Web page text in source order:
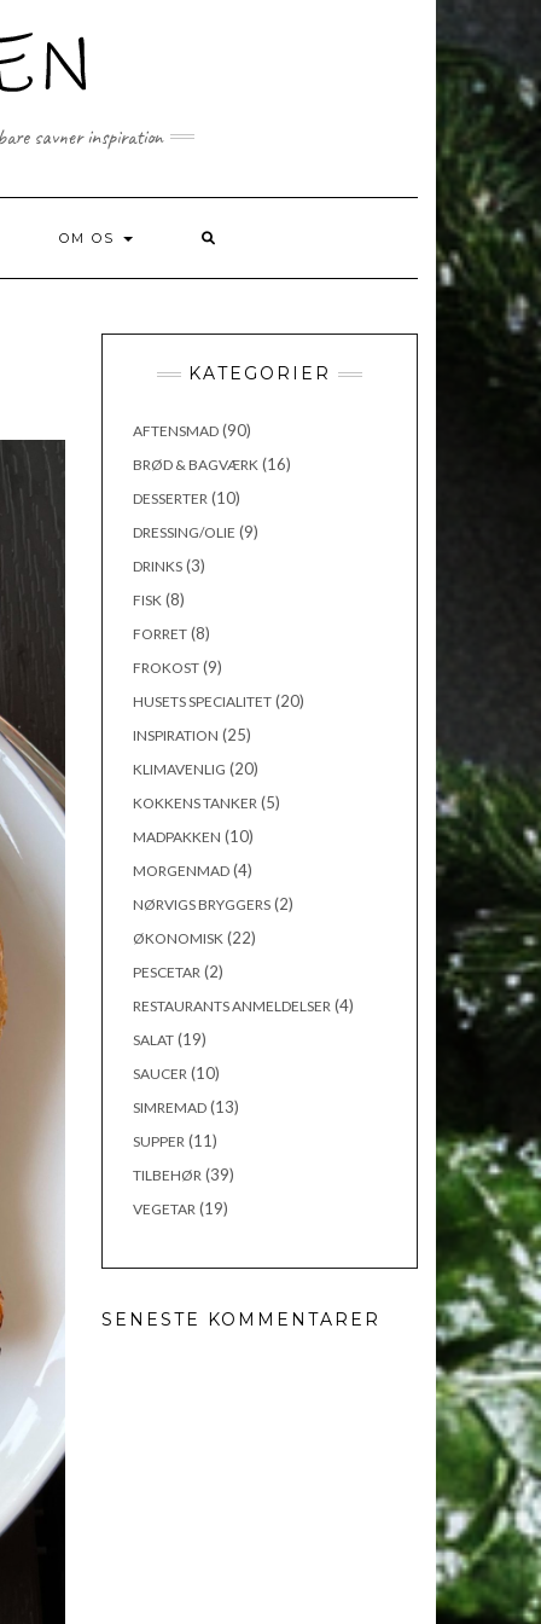
savner inspiration
OM OS
KATEGORIER
AFTENSMAD(90)
BRØD & BAGVÆRK (16)
DESSERTER (10)
DRESSING/OLIE (9)
DRINKS(3)
FISK (8)
FORRET(8)
FROKOST(9)
HUSETS SPECIALITET(20)
INSPIRATION (25)
KLIMAVENLIG (20)
KOKKENS TANKER (5)
MADPAKKEN (10)
MORGENMAD(4)
NØRVIGS BRYGGERS(2)
ØKONOMISK (22)
PESCETAR (2)
RESTAURANTS ANMELDELSER (4)
SALAT(19)
SAUCER (10)
SIMREMAD(13)
SUPPER (11)
TILBEHØR (39)
VEGETAR (19)
SENESTE KOMMENTARER